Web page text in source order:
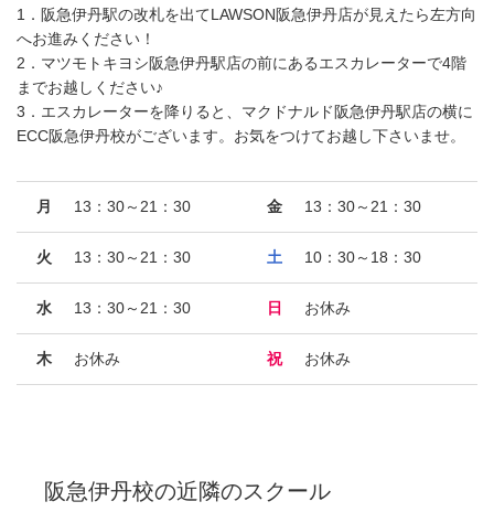
1．阪急伊丹駅の改札を出てLAWSON阪急伊丹店が見えたら左方向
へお進みください！
2．マツモトキヨシ阪急伊丹駅店の前にあるエスカレーターで4階
までお越しください♪
3．エスカレーターを降りると、マクドナルド阪急伊丹駅店の横に
ECC阪急伊丹校がございます。お気をつけてお越し下さいませ。
月 13：30～21：30
火 13：30～21：30
水 13：30～21：30
木 お休み
金 13：30～21：30
土 10：30～18：30
日 お休み
祝 お休み
阪急伊丹校の近隣のスクール